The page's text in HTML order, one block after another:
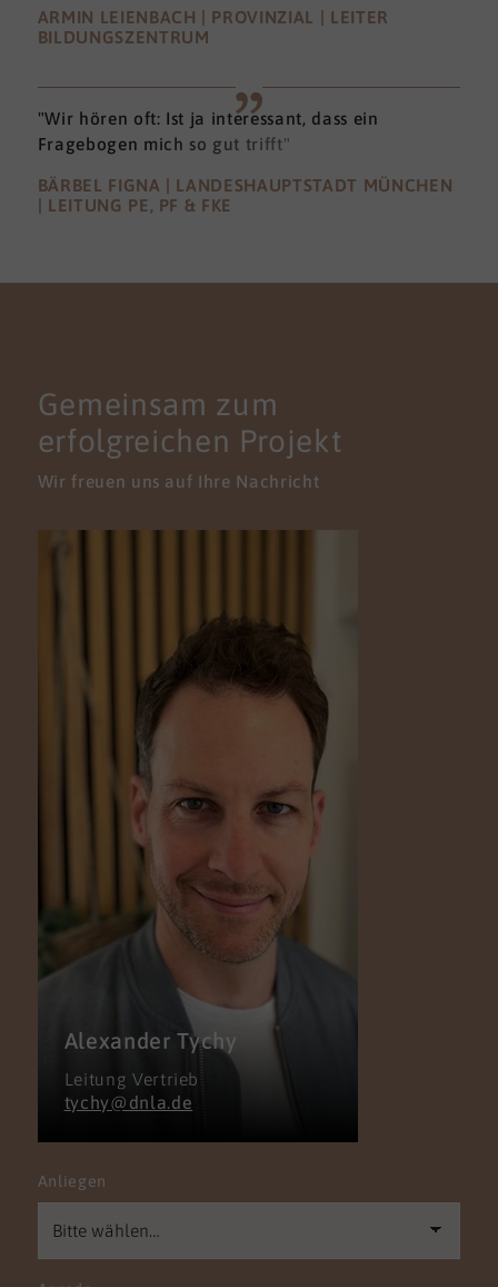
ARMIN LEIENBACH | PROVINZIAL | LEITER
BILDUNGSZENTRUM
"Wir hören oft: Ist ja interessant, dass ein
Fragebogen mich so gut trifft"
BÄRBEL FIGNA | LANDESHAUPTSTADT MÜNCHEN
| LEITUNG PE, PF & FKE
Gemeinsam zum
erfolgreichen Projekt
Wir freuen uns auf Ihre Nachricht
Alexander Tychy
Leitung Vertrieb
tychy@dnla.de
Anliegen